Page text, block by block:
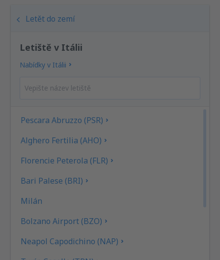
Letět do zemí
Letiště v Itálii
Nabídky v Itálii
Pescara Abruzzo (PSR)
Alghero Fertilia (AHO)
Florencie Peterola (FLR)
Bari Palese (BRI)
Milán
Bolzano Airport (BZO)
Neapol Capodichino (NAP)